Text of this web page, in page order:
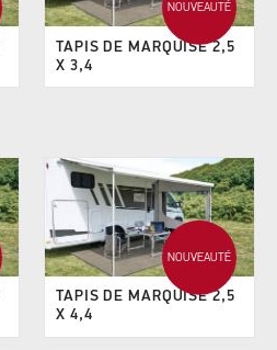
NOUVEAUTÉ
TAPIS DE MARQUISE 2,5
X 3,4
NOUVEAUTÉ
TAPIS DE MARQUISE 2,5
X 4,4